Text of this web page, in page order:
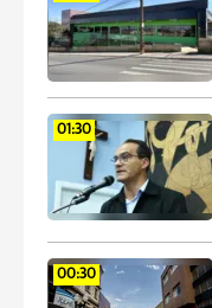
01:30
00:30